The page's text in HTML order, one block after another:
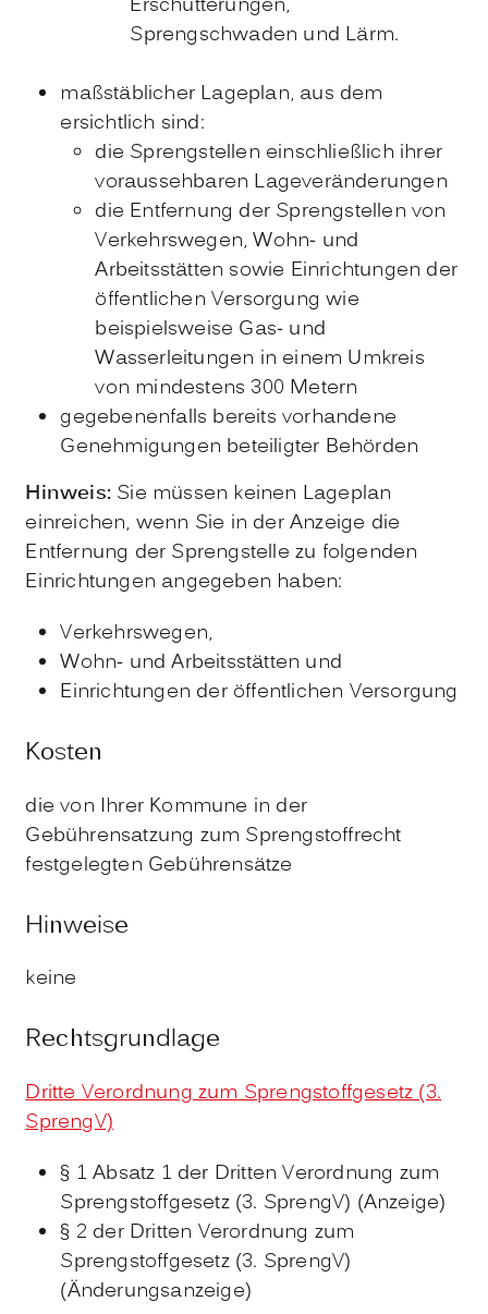
Erschütterungen,
Sprengschwaden und Lärm.
maßstäblicher Lageplan, aus dem
ersichtlich sind:
die Sprengstellen einschließlich ihrer
voraussehbaren Lageveränderungen
die Entfernung der Sprengstellen von
Verkehrswegen, Wohn- und
Arbeitsstätten sowie Einrichtungen der
öffentlichen Versorgung wie
beispielsweise Gas- und
Wasserleitungen in einem Umkreis
von mindestens 300 Metern
gegebenenfalls bereits vorhandene
Genehmigungen beteiligter Behörden
Hinweis: Sie müssen keinen Lageplan
einreichen, wenn Sie in der Anzeige die
Entfernung der Sprengstelle zu folgenden
Einrichtungen angegeben haben:
Verkehrswegen,
Wohn- und Arbeitsstätten und
Einrichtungen der öffentlichen Versorgung
Kosten
die von Ihrer Kommune in der
Gebührensatzung zum Sprengstoffrecht
festgelegten Gebührensätze
Hinweise
keine
Rechtsgrundlage
Dritte Verordnung zum Sprengstoffgesetz (3.
SprengV)
§ 1 Absatz 1 der Dritten Verordnung zum
Sprengstoffgesetz (3. SprengV) (Anzeige)
§ 2 der Dritten Verordnung zum
Sprengstoffgesetz (3. SprengV)
(Änderungsanzeige)